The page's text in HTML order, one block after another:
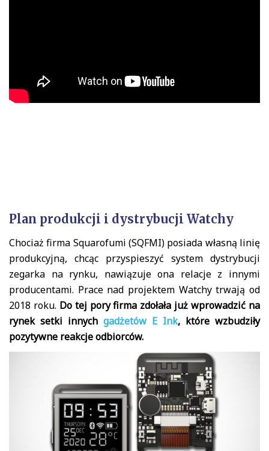
Plan produkcji i dystrybucji Watchy
Chociaż firma Squarofumi (SQFMI) posiada własną linię
produkcyjną, chcąc przyspieszyć system dystrybucji
zegarka na rynku, nawiązuje ona relacje z innymi
producentami. Prace nad projektem Watchy trwają od
2018 roku. Do tej pory firma zdołała już wprowadzić na
rynek setki innych gadżetów E Ink, które wzbudziły
pozytywne reakcje odbiorców.